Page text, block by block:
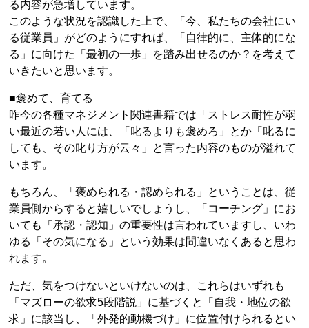
る内容が急増しています。
このような状況を認識した上で、「今、私たちの会社にい
る従業員」がどのようにすれば、「自律的に、主体的にな
る」に向けた「最初の一歩」を踏み出せるのか？を考えて
いきたいと思います。
■褒めて、育てる
昨今の各種マネジメント関連書籍では「ストレス耐性が弱
い最近の若い人には、「叱るよりも褒めろ」とか「叱るに
しても、その叱り方が云々」と言った内容のものが溢れて
います。
もちろん、「褒められる・認められる」ということは、従
業員側からすると嬉しいでしょうし、「コーチング」にお
いても「承認・認知」の重要性は言われていますし、いわ
ゆる「その気になる」という効果は間違いなくあると思わ
れます。
ただ、気をつけないといけないのは、これらはいずれも
「マズローの欲求5段階説」に基づくと「自我・地位の欲
求」に該当し、「外発的動機づけ」に位置付けられるとい